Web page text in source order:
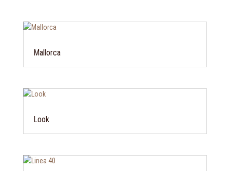
Mallorca
Look